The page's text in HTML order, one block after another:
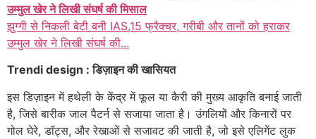
उम्मुल खेर ने लिखी संघर्ष की मिसाल
झुग्गी से निकली बेटी बनी IAS,15 फ्रैक्चर, गरीबी और तानों को हराकर
उम्मुल खेर ने लिखी संघर्ष की...
Trendi design : डिज़ाइन की खासियत
इस डिज़ाइन में हथेली के केंद्र में फूल या कैरी की मुख्य आकृति बनाई जाती
है, जिसे बारीक जाल पैटर्न से सजाया जाता है। उंगलियों और किनारों पर
गोल घेरे, डॉट्स, और रेखाओं से सजावट की जाती है, जो इसे एलिगेंट लुक